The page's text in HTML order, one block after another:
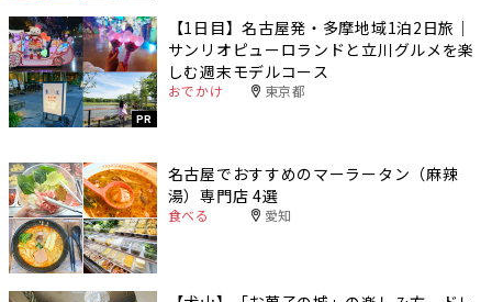
PR
【1日目】名古屋発・多摩地域1泊2日旅｜
サンリオピューロランドと立川グルメを楽
しむ週末モデルコース
おでかけ 東京都
名古屋でおすすめのマーラータン（麻辣
湯）専門店 4選
食べる 愛知